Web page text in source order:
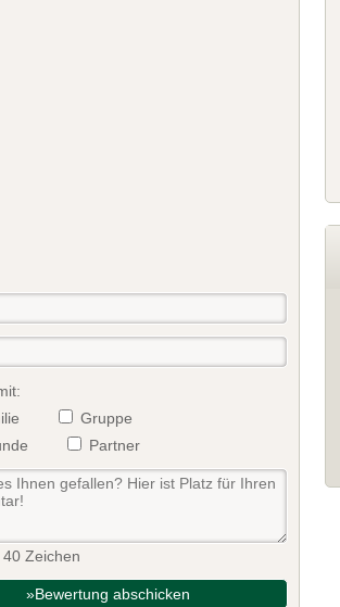
Gruppe
Partner
Zeichen
»Bewertung abschicken